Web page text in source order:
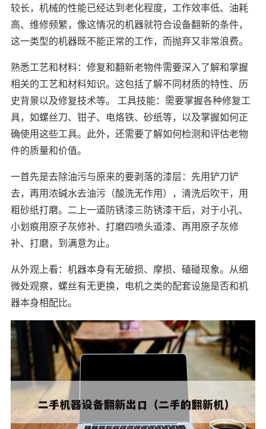
较长，机械的性能已经达到老化程度，工作效率低、油耗
高、维修频繁，像这情况的机器就符合设备翻新的条件，
这一类型的机器既不能正常的工作，而抛弃又非常浪费。
熟悉工艺和材料：修复和翻新老物件需要深入了解和掌握
相关的工艺和材料知识。这包括了解不同材质的特性、历
史背景以及修复技术等。 工具技能：需要掌握各种修复工
具，如螺丝刀、钳子、电烙铁、砂纸等，以及掌握如何正
确使用这些工具。此外，还需要了解如何检测和评估老物
件的质量和价值。
一首先是去除油污与原来的要剥落的漆层：先用铲刀铲
去，再用浓碱水去油污（酸洗无作用），清洗后吹干，用
粗砂纸打磨。二上一道防锈漆三防锈漆干后，对于小孔、
小划痕用原子灰修补、打磨四喷头道漆、再用原子灰修
补、打磨，到满意为止。
从外观上看：机器本身有无破损、摩损、磕碰现象。从细
微处观察，螺丝有无更换，电机之类的配套设施是否和机
器本身相配比。